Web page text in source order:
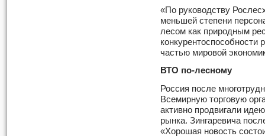
«По руководству
меньшей степени
лесом как природным
конкурентоспособности
частью мировой
ВТО по-лесному
Россия после
Всемирную торговую
активно продвигали
рынка. Зингаревича
«Хорошая новость